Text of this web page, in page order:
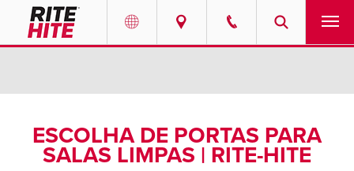
English
SOLUÇÕES
ESCOLHA DE PORTAS PARA
SALAS LIMPAS | RITE-HITE